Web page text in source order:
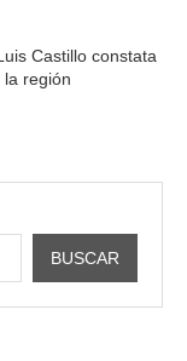
Castillo constata
región
BUSCAR